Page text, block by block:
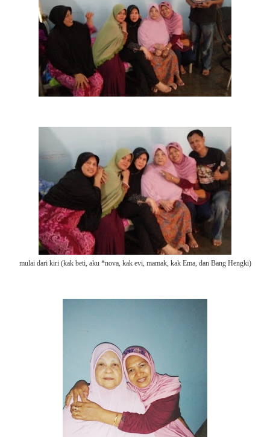
mulai dari kiri (kak beti, aku *nova, kak evi, mamak, kak Ema, dan Bang Hengki)